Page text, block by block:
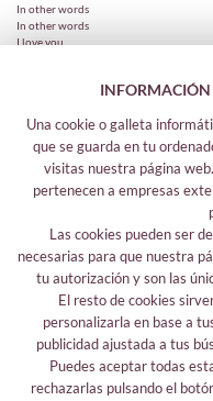
In other words
In other words
I love you
INFORMACIÓN
Una cookie o galleta
que se guarda en tu
visitas nuestra página
pertenecen a empresas
Las cookies pueden ser
necesarias para que nuestra
tu autorización y son las
El resto de cookies
personalizarla en base a
publicidad ajustada a tus
Puedes aceptar todas
rechazarlas pulsando el